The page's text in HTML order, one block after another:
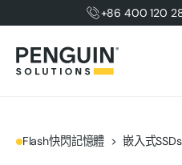
+86 400 120
Flash快閃記憶體 嵌入式SSDs